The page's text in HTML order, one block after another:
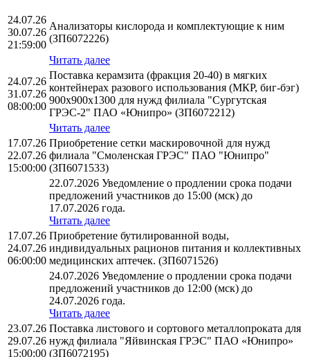
24.07.26
30.07.26
21:59:00
Анализаторы кислорода и комплектующие к ним
(ЗП6072226)
Читать далее
24.07.26
31.07.26
08:00:00
Поставка керамзита (фракция 20-40) в мягких
контейнерах разового использования (МКР, биг-бэг)
900х900х1300 для нужд филиала "Сургутская
ГРЭС-2" ПАО «Юнипро» (ЗП6072212)
Читать далее
17.07.26
22.07.26
15:00:00
Приобретение сетки маскировочной для нужд
филиала "Смоленская ГРЭС" ПАО "Юнипро"
(ЗП6071533)
22.07.2026 Уведомление о продлении срока подачи
предложений участников до 15:00 (мск) до
17.07.2026 года.
Читать далее
17.07.26
24.07.26
06:00:00
Приобретение бутилированной воды,
индивидуальных рационов питания и коллективных
медицинских аптечек. (ЗП6071526)
24.07.2026 Уведомление о продлении срока подачи
предложений участников до 12:00 (мск) до
24.07.2026 года.
Читать далее
23.07.26
29.07.26
15:00:00
Поставка листового и сортового металлопроката для
нужд филиала "Яйвинская ГРЭС" ПАО «Юнипро»
(ЗП6072195)